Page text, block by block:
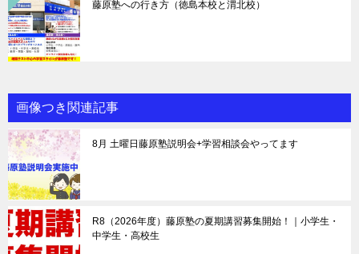
藤原塾への行き方（徳島本校と渭北校）
画像つき関連記事
8月 土曜日藤原塾説明会+学習相談会やってます
R8（2026年度）藤原塾の夏期講習募集開始！｜小学生・
中学生・高校生